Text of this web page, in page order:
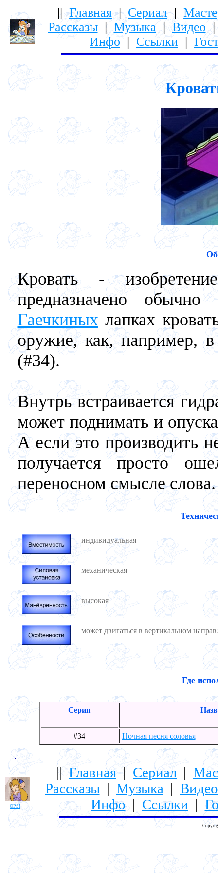
||Главная| Сериал|
Рассказы|Музыка|Видео
Инфо| Ссылки |
Кровать -
предназначено
Гаечкиных лапках
оружие, как, например,
(#34).
Внутрь встраивается
может поднимать и
А если это производить
получается просто
переносном смысле слова.
индивидуальная
механическая
высокая
может двигаться в вертикальном
Где
Серия
#34 Ночная песня соловья
OPS!
||Главная| Сериал |
Рассказы| Музыка | Видео
Инфо| Ссылки |